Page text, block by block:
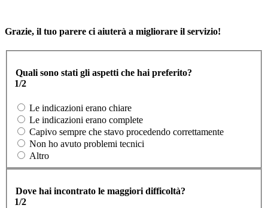
Grazie, il tuo parere ci aiuterà a migliorare il servizio!
Quali sono stati gli aspetti che hai preferito?
1/2
Le indicazioni erano chiare
Le indicazioni erano complete
Capivo sempre che stavo procedendo correttamente
Non ho avuto problemi tecnici
Altro
Dove hai incontrato le maggiori difficoltà?
1/2